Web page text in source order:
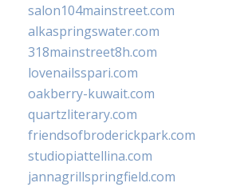
salon104mainstreet.com
alkaspringswater.com
318mainstreet8h.com
lovenailsspari.com
oakberry-kuwait.com
quartzliterary.com
friendsofbroderickpark.com
studiopiattellina.com
jannagrillspringfield.com